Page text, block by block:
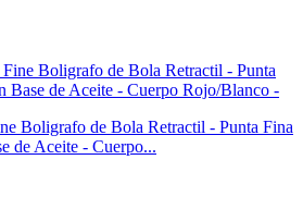
Boligrafo de Bola Retractil - Punta Fina
de Aceite - Cuerpo...